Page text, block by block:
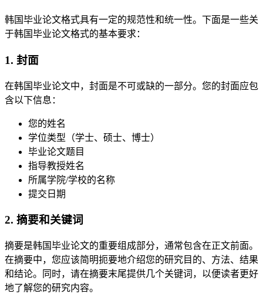
韩国毕业论文格式具有一定的规范性和统一性。下面是一些关
于韩国毕业论文格式的基本要求：
1. 封面
在韩国毕业论文中，封面是不可或缺的一部分。您的封面应包
含以下信息：
您的姓名
学位类型（学士、硕士、博士）
毕业论文题目
指导教授姓名
所属学院/学校的名称
提交日期
2. 摘要和关键词
摘要是韩国毕业论文的重要组成部分，通常包含在正文前面。
在摘要中，您应该简明扼要地介绍您的研究目的、方法、结果
和结论。同时，请在摘要末尾提供几个关键词，以便读者更好
地了解您的研究内容。